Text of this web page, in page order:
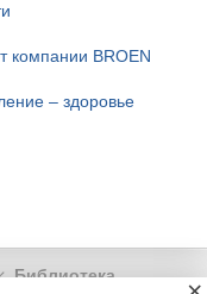
компании BROEN
– здоровье
Библиотека